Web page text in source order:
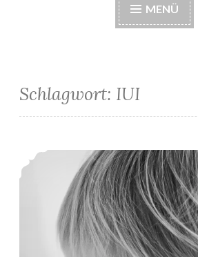
MENÜ
Schlagwort: IUI
Geschwisterkind: Real Deal?!